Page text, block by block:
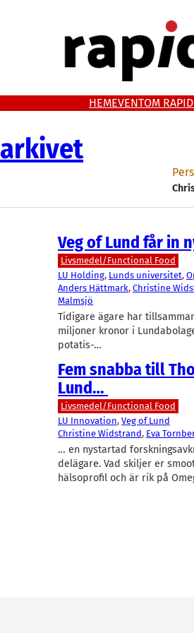
HEMEVENTOM
arkivet
Veg of Lund får in
Livsmedel/Functional Food
LU Holding, Lunds universitet,
Anders Hättmark, Christine
Malmsjö
Tidigare ägare har
miljoner kronor i
potatis-…
Fem snabba till
Lund…
Livsmedel/Functional Food
LU Innovation, Veg of Lund
Christine Widstrand, Eva
… en nystartad
delägare. Vad skiljer er
hälsoprofil och är rik på